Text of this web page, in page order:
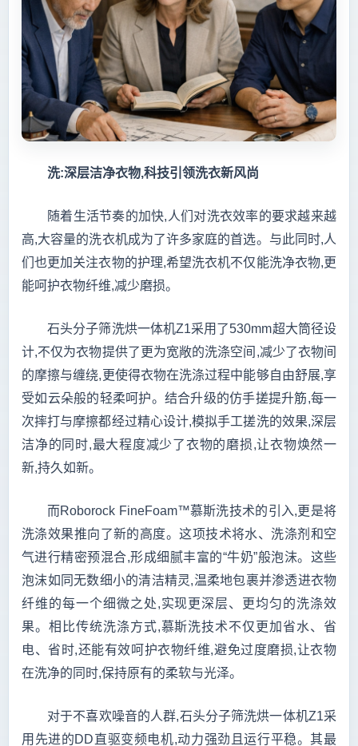
洗:深层洁净衣物,科技引领洗衣新风尚
随着生活节奏的加快,人们对洗衣效率的要求越来越
高,大容量的洗衣机成为了许多家庭的首选。与此同时,人
们也更加关注衣物的护理,希望洗衣机不仅能洗净衣物,更
能呵护衣物纤维,减少磨损。
石头分子筛洗烘一体机Z1采用了530mm超大筒径设
计,不仅为衣物提供了更为宽敞的洗涤空间,减少了衣物间
的摩擦与缠绕,更使得衣物在洗涤过程中能够自由舒展,享
受如云朵般的轻柔呵护。结合升级的仿手搓提升筋,每一
次摔打与摩擦都经过精心设计,模拟手工搓洗的效果,深层
洁净的同时,最大程度减少了衣物的磨损,让衣物焕然一
新,持久如新。
而Roborock FineFoam™慕斯洗技术的引入,更是将
洗涤效果推向了新的高度。这项技术将水、洗涤剂和空
气进行精密预混合,形成细腻丰富的“牛奶”般泡沫。这些
泡沫如同无数细小的清洁精灵,温柔地包裹并渗透进衣物
纤维的每一个细微之处,实现更深层、更均匀的洗涤效
果。相比传统洗涤方式,慕斯洗技术不仅更加省水、省
电、省时,还能有效呵护衣物纤维,避免过度磨损,让衣物
在洗净的同时,保持原有的柔软与光泽。
对于不喜欢噪音的人群,石头分子筛洗烘一体机Z1采
用先进的DD直驱变频电机,动力强劲且运行平稳。其最